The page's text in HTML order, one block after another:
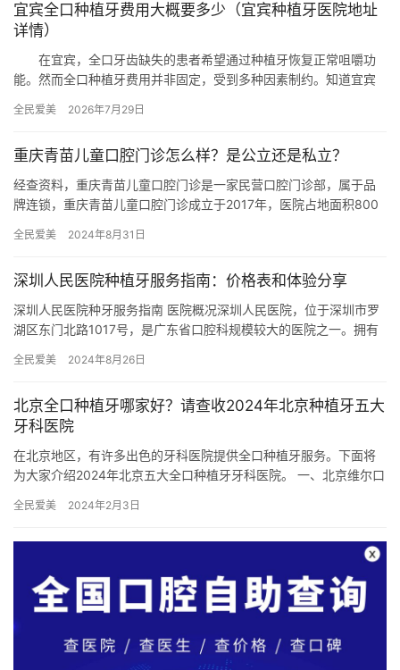
宜宾全口种植牙费用大概要多少（宜宾种植牙医院地址
详情）
在宜宾，全口牙齿缺失的患者希望通过种植牙恢复正常咀嚼功
能。然而全口种植牙费用并非固定，受到多种因素制约。知道宜宾
介绍相…
全民爱美 2026年7月29日
重庆青苗儿童口腔门诊怎么样？是公立还是私立？
经查资料，重庆青苗儿童口腔门诊是一家民营口腔门诊部，属于品
牌连锁，重庆青苗儿童口腔门诊成立于2017年，医院占地面积800
全民爱美 2024年8月31日
深圳人民医院种植牙服务指南：价格表和体验分享
深圳人民医院种牙服务指南 医院概况深圳人民医院，位于深圳市罗
湖区东门北路1017号，是广东省口腔科规模较大的医院之一。拥有
全民爱美 2024年8月26日
北京全口种植牙哪家好？请查收2024年北京种植牙五大
牙科医院
在北京地区，有许多出色的牙科医院提供全口种植牙服务。下面将
为大家介绍2024年北京五大全口种植牙牙科医院。 一、北京维尔口
全民爱美 2024年2月3日